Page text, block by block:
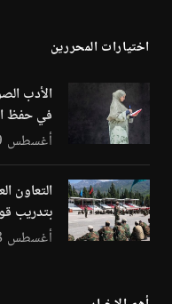
اختيارات المحررين
الأدب
في حفظ
أغسطس 9, 2026
التعاون
بتدريب
أغسطس 8, 2026